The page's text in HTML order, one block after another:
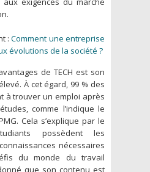
:Comment une entreprise
évolutions de la société ?
de TECH est son
À cet égard, 99 % des
à trouver un emploi après
comme l’indique le
Cela s’explique par le
possèdent les
nécessaires
du monde du travail
que son contenu est